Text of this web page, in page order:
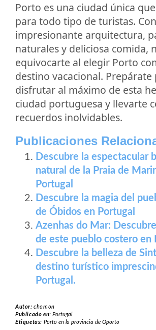
Porto es una ciudad única
para todo tipo de turistas.
impresionante arquitectura,
naturales y deliciosa comida,
equivocarte al elegir Porto
destino vacacional. Prepárate
disfrutar al máximo de esta
ciudad portuguesa y llevarte
recuerdos inolvidables.
Publicaciones
Descubre la espectacular
natural de la Praia de
Portugal
Descubre la magia del
de Óbidos en Portugal
Azenhas do Mar:
de este pueblo costero en
Descubre la belleza de
destino turístico
Portugal.
Autor:chomon
Publicado en:Portugal
Etiquetas: Porto en la provincia de Oporto